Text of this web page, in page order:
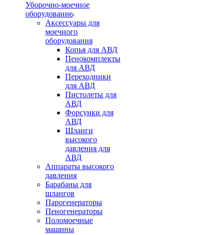
Уборочно-моечное
оборудование
Аксессуары для
моечного
оборудования
Копья для АВД
Пенокомплекты
для АВД
Переходники
для АВД
Пистолеты для
АВД
Форсунки для
АВД
Шланги
высокого
давления для
АВД
Аппараты высокого
давления
Барабаны для
шлангов
Парогенераторы
Пеногенераторы
Поломоечные
машины